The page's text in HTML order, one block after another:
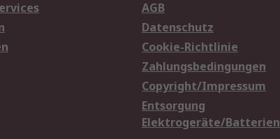
AGB
Datenschutz
Cookie-Richtlinie
Zahlungsbedingungen
Copyright/Impressum
Entsorgung
Elektrogeräte/Batterien